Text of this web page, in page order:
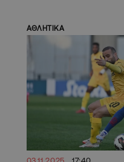
ΑΘΛΗΤΙΚΑ
03.11.2025 17:40